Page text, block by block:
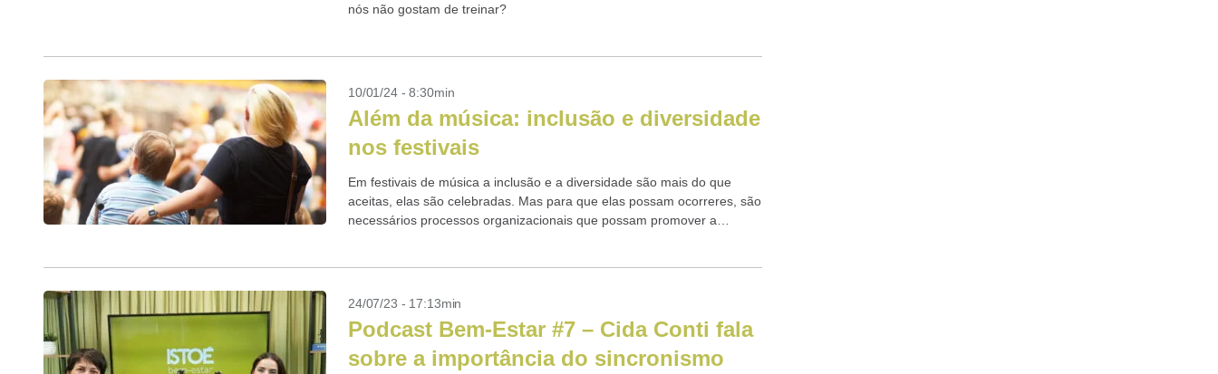
nós não gostam de treinar?
10/01/24 - 8:30min
Além da música: inclusão e diversidade
nos festivais
Em festivais de música a inclusão e a diversidade são mais do que
aceitas, elas são celebradas. Mas para que elas possam ocorreres, são
necessários processos organizacionais que possam promover a
24/07/23 - 17:13min
Podcast Bem-Estar #7 – Cida Conti fala
sobre a importância do sincronismo